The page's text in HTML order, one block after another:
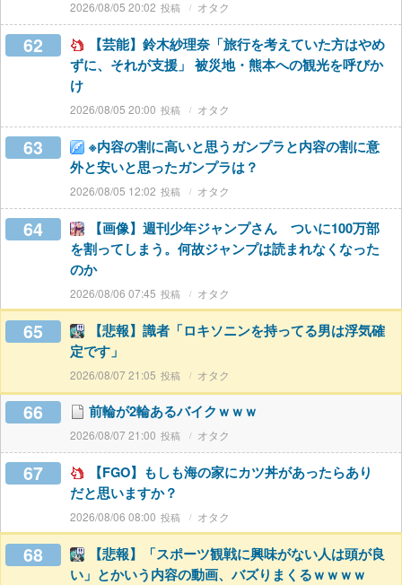
2026/08/05 20:02 オタク
62
【芸能】鈴木紗理奈「旅行を考えていた方はやめ
ずに、それが支援」 被災地・熊本への観光を呼びか
け
2026/08/05 20:00 オタク
63
※内容の割に高いと思うガンプラと内容の割に意
外と安いと思ったガンプラは？
2026/08/05 12:02 オタク
64
【画像】週刊少年ジャンプさん ついに100万部
を割ってしまう。何故ジャンプは読まれなくなった
のか
2026/08/06 07:45 オタク
65
【悲報】識者「ロキソニンを持ってる男は浮気確
定です」
2026/08/07 21:05 オタク
66 前輪が2輪あるバイクｗｗｗ
2026/08/07 21:00 オタク
67
【FGO】もしも海の家にカツ丼があったらあり
だと思いますか？
2026/08/06 08:00 オタク
68
【悲報】「スポーツ観戦に興味がない人は頭が良
い」とかいう内容の動画、バズりまくるｗｗｗｗ